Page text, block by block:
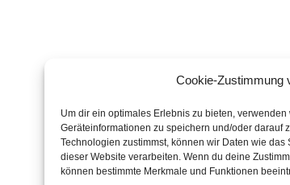
Cookie-Zustimmung
Um dir ein optimales Erlebnis zu bieten,
Geräteinformationen zu speichern und/oder darauf
Technologien zustimmst, können wir Daten wie
dieser Website verarbeiten. Wenn du deine
können bestimmte Merkmale und Funktionen